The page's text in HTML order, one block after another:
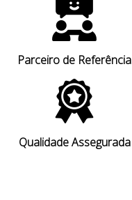
Parceiro de Referência
Qualidade Assegurada